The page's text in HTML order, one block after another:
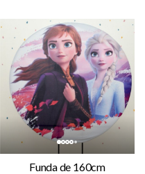
Funda de 160cm